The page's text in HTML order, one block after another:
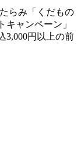
らみ「くだもの
キャンペーン」
3,000円以上の前